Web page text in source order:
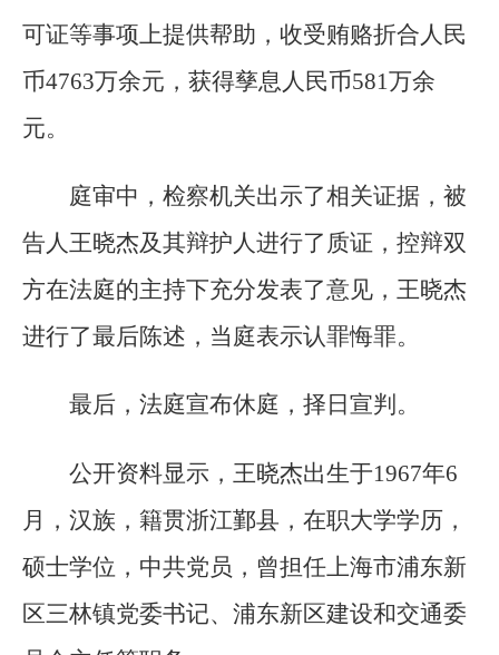
可证等事项上提供帮助，收受贿赂折合人民
币4763万余元，获得孳息人民币581万余
元。
庭审中，检察机关出示了相关证据，被
告人王晓杰及其辩护人进行了质证，控辩双
方在法庭的主持下充分发表了意见，王晓杰
进行了最后陈述，当庭表示认罪悔罪。
最后，法庭宣布休庭，择日宣判。
公开资料显示，王晓杰出生于1967年6
月，汉族，籍贯浙江鄞县，在职大学学历，
硕士学位，中共党员，曾担任上海市浦东新
区三林镇党委书记、浦东新区建设和交通委